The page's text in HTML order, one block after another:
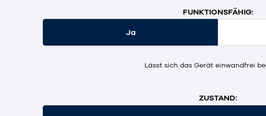
FUNKTIONSFÄHIG:
Ja
Lässt sich das Gerät einwandfrei
ZUSTAND: